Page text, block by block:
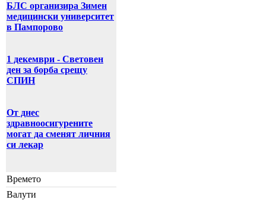
БЛС организира Зимен
медицински университет
в Пампорово
1 декември - Световен
ден за борба срещу
СПИН
От днес
здравноосигурените
могат да сменят личния
си лекар
Времето
Валути